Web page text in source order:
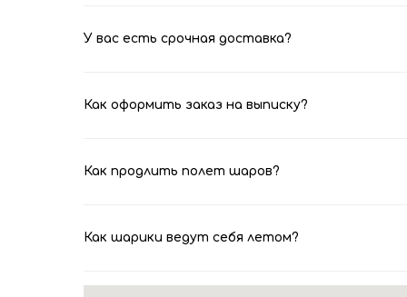
У вас есть срочная доставка?
Как оформить заказ на выписку?
Как продлить полет шаров?
Как шарики ведут себя летом?